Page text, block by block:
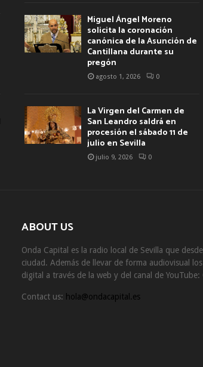
Miguel Ángel Moreno
solicita la coronación
canónica de la Asunción de
Cantillana durante su
pregón
agosto 1, 2026 0
La Virgen del Carmen de
San Leandro saldrá en
procesión el sábado 11 de
julio en Sevilla
julio 9, 2026 0
ABOUT US
Onda Capital es la radio local de Sevilla que
ciudad. Además de llevar de forma audiovisual
digital a través de la web y del canal de YouTube:
Contact us: hola@ondacapital.es